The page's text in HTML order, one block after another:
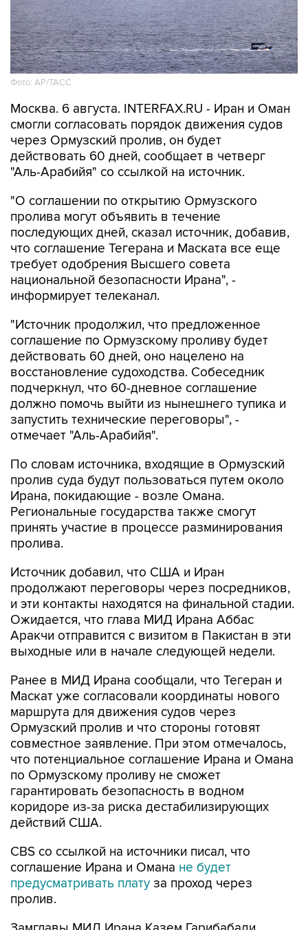
Фото: AP/ТАСС
Москва. 6 августа. INTERFAX.RU - Иран и Оман
через Ормузский пролив, он будет
действовать 60 дней, сообщает в четверг
"Аль-Арабийя" со ссылкой на источник.
"О соглашении по открытию Ормузского
последующих дней, сказал источник, добавив,
что соглашение Тегерана и Маската все еще
требует одобрения Высшего совета
национальной безопасности Ирана", -
информирует телеканал.
"Источник продолжил, что предложенное
действовать 60 дней, оно нацелено на
восстановление судоходства. Собеседник
подчеркнул, что 60-дневное соглашение
должно помочь выйти из нынешнего тупика и
запустить технические переговоры", -
отмечает "Аль-Арабийя".
По словам источника, входящие в Ормузский
Ирана, покидающие - возле Омана.
Региональные государства также смогут
принять участие в процессе разминирования
пролива.
Источник добавил, что США и Иран
и эти контакты находятся на финальной стадии.
Ожидается, что глава МИД Ирана Аббас
Аракчи отправится с визитом в Пакистан в эти
выходные или в начале следующей недели.
Ранее в МИД Ирана сообщали, что Тегеран и
маршрута для движения судов через
Ормузский пролив и что стороны готовят
совместное заявление. При этом отмечалось,
что потенциальное соглашение Ирана и Омана
по Ормузскому проливу не сможет
гарантировать безопасность в водном
коридоре из-за риска дестабилизирующих
действий США.
CBS со ссылкой на источники писал, что
предусматривать платуза проход через
пролив.
Замглавы МИД Ирана Казем Гарибабади